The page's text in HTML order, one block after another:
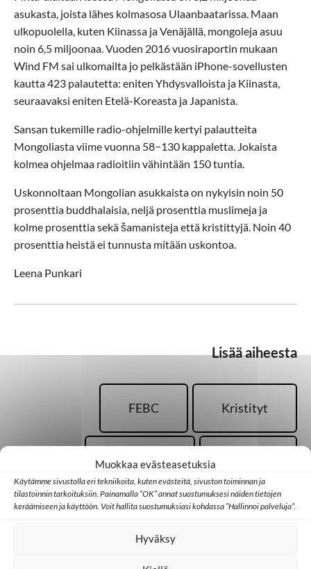
Muokkaa evästeasetuksia
Käytämme sivustolla eri tekniikoita, kuten evästeitä, sivuston toiminnan ja
tilastoinnin tarkoituksiin. Painamalla ”OK” annat suostumuksesi näiden tietojen
keräämiseen ja käyttöön. Voit hallita suostumuksiasi kohdassa ”Hallinnoi palveluja”.
Hyväksy
asukasta, joista lähes kolmasosa Ulaanbaatarissa. Maan
ulkopuolella, kuten Kiinassa ja Venäjällä, mongoleja asuu
noin 6,5 miljoonaa. Vuoden 2016 vuosiraportin mukaan
Wind FM sai ulkomailta jo pelkästään iPhone-sovellusten
kautta 423 palautetta: eniten Yhdysvalloista ja Kiinasta,
seuraavaksi eniten Etelä-Koreasta ja Japanista.
Sansan tukemille radio-ohjelmille kertyi palautteita
Mongoliasta viime vuonna 58−130 kappaletta. Jokaista
kolmea ohjelmaa radioitiin vähintään 150 tuntia.
Uskonnoltaan Mongolian asukkaista on nykyisin noin 50
prosenttia buddhalaisia, neljä prosenttia muslimeja ja
kolme prosenttia sekä šamanisteja että kristittyjä. Noin 40
prosenttia heistä ei tunnusta mitään uskontoa.
Leena Punkari
Lisää aiheesta
FEBC Kristityt
Mongolia
Radio